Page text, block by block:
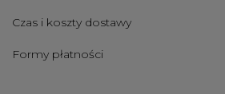
Czas i koszty dostawy
Formy płatności